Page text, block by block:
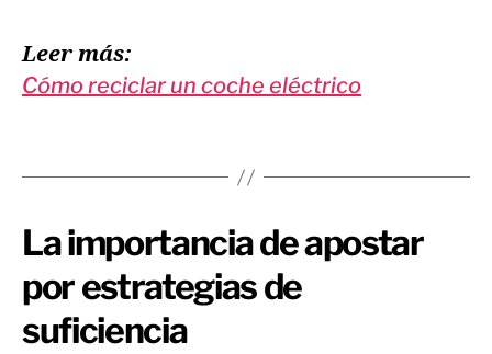
Leer más:
Cómo reciclar un coche eléctrico
La importancia de apostar
por estrategias de
suficiencia